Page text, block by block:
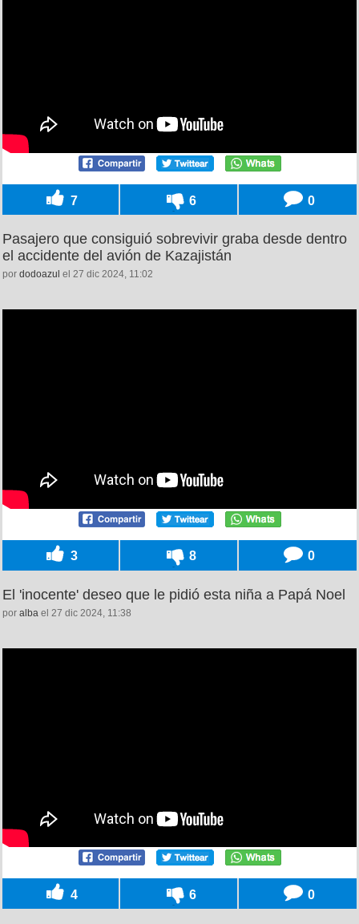
7 6 0
Pasajero que consiguió sobrevivir graba desde dentro
el accidente del avión de Kazajistán
por dodoazul el 27 dic 2024, 11:02
3 8 0
El 'inocente' deseo que le pidió esta niña a Papá Noel
por alba el 27 dic 2024, 11:38
4 6 0